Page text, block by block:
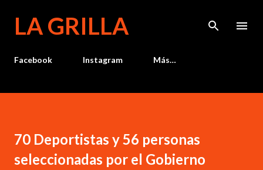
LA GRILLA
Facebook Instagram Más…
70 Deportistas y 56 personas
seleccionadas por el Gobierno